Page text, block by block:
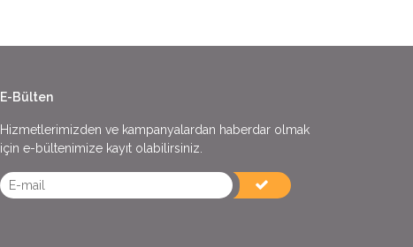
E-Bülten
Hizmetlerimizden ve kampanyalardan haberdar olmak
için e-bültenimize kayıt olabilirsiniz.